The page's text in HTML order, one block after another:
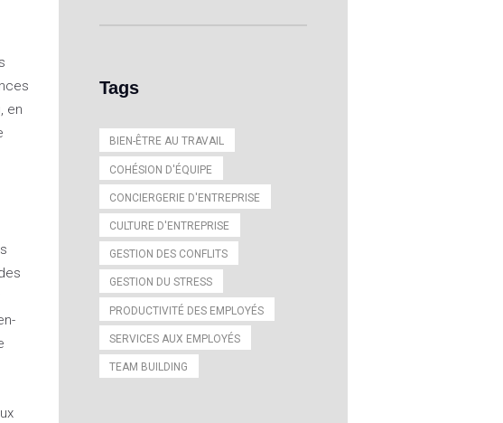
en
Tags
BIEN-ÊTRE AU TRAVAIL
COHÉSION D'ÉQUIPE
CONCIERGERIE D'ENTREPRISE
CULTURE D'ENTREPRISE
GESTION DES CONFLITS
GESTION DU STRESS
PRODUCTIVITÉ DES EMPLOYÉS
SERVICES AUX EMPLOYÉS
TEAM BUILDING